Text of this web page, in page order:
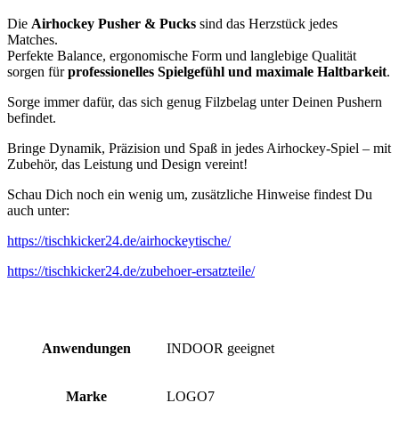
Die Airhockey Pusher & Pucks sind das Herzstück jedes
Matches.
Perfekte Balance, ergonomische Form und langlebige Qualität
sorgen fürprofessionelles Spielgefühl und maximale Haltbarkeit.
Sorge immer dafür, das sich genug Filzbelag unter Deinen Pushern
befindet.
Bringe Dynamik, Präzision und Spaß in jedes Airhockey-Spiel – mit
Zubehör, das Leistung und Design vereint!
Schau Dich noch ein wenig um, zusätzliche Hinweise findest Du
auch unter:
https://tischkicker24.de/airhockeytische/
https://tischkicker24.de/zubehoer-ersatzteile/
Anwendungen INDOOR geeignet
Marke LOGO7